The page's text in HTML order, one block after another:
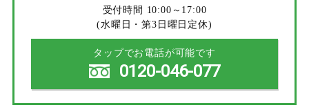
受付時間 10:00～17:00
(水曜日・第3日曜日定休)
タップでお電話が可能です
0120-046-077